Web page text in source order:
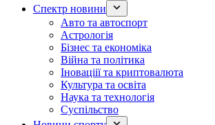
Спектр новини
Авто та автоспорт
Астрологія
Бізнес та економіка
Війна та політика
Іноваціії та криптовалюта
Культура та освіта
Наука та технологія
Суспільство